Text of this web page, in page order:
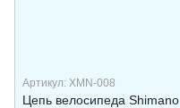
Артикул: XMN-008
Цепь велосипеда Shimano